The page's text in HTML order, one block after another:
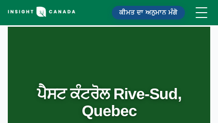
ਕੀਮਤ ਦਾ ਅਨੁਮਾਨ ਮੰਗੋ
ਪੈਸਟ ਕੰਟਰੋਲ Rive-Sud,
Quebec